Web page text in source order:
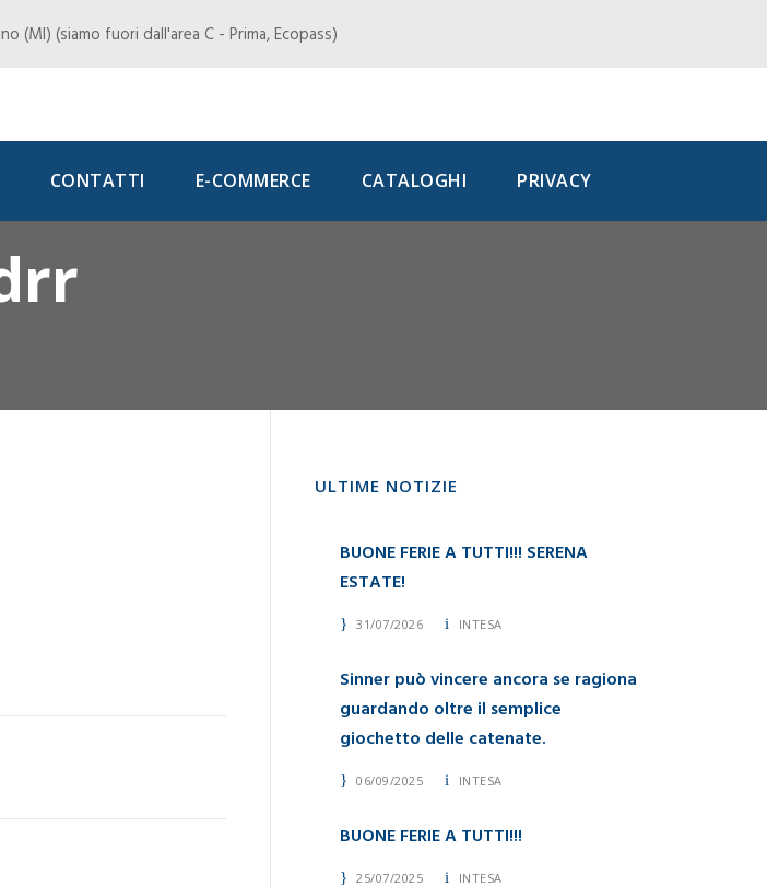
(MI) (siamo fuori dall'area C - Prima, Ecopass)
CONTATTI E-COMMERCE CATALOGHI PRIVACY
ULTIME NOTIZIE
BUONE FERIE A TUTTI!!! SERENA
ESTATE!
31/07/2026 INTESA
Sinner può vincere ancora se ragiona
guardando oltre il semplice
giochetto delle catenate.
06/09/2025 INTESA
BUONE FERIE A TUTTI!!!
25/07/2025 INTESA